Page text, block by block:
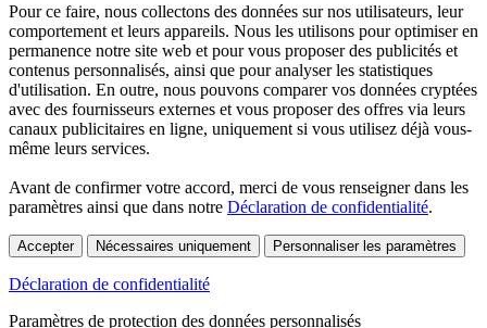
Pour ce faire, nous collectons des données sur nos utilisateurs, leur
comportement et leurs appareils. Nous les utilisons pour optimiser en
permanence notre site web et pour vous proposer des publicités et
contenus personnalisés, ainsi que pour analyser les statistiques
d'utilisation. En outre, nous pouvons comparer vos données cryptées
avec des fournisseurs externes et vous proposer des offres via leurs
canaux publicitaires en ligne, uniquement si vous utilisez déjà vous-
même leurs services.
Avant de confirmer votre accord, merci de vous renseigner dans les
paramètres ainsi que dans notre Déclaration de confidentialité.
Accepter Nécessaires uniquement Personnaliser les paramètres
Déclaration de confidentialité
Paramètres de protection des données personnalisés